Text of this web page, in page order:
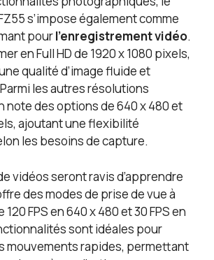
s’impose également comme
pourl’enregistrement vidéo.
en Full HD de 1920 x 1080 pixels,
qualité d’image fluide et
les autres résolutions
note des options de 640 x 480 et
ajoutant une flexibilité
les besoins de capture.
vidéos seront ravis d’apprendre
des modes de prise de vue à
FPS en 640 x 480 et 30 FPS en
sont idéales pour
mouvements rapides, permettant